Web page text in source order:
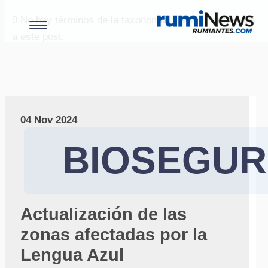
No hay términos de la taxonomía "paises" asociados
04 Nov 2024
Actualización de las
zonas afectadas por la
Lengua Azul